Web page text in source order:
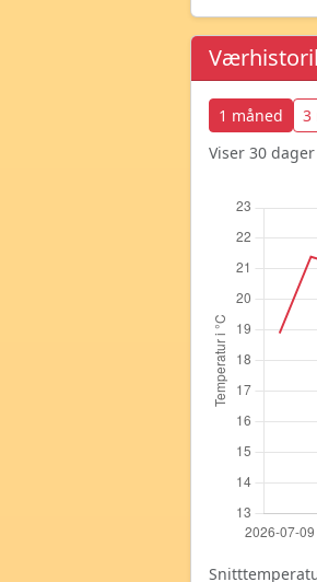
1 måned 3
Viser 30